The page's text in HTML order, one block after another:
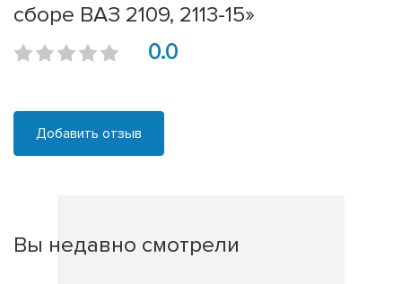
сборе ВАЗ 2109, 2113-15»
0.0
Добавить отзыв
Вы недавно смотрели